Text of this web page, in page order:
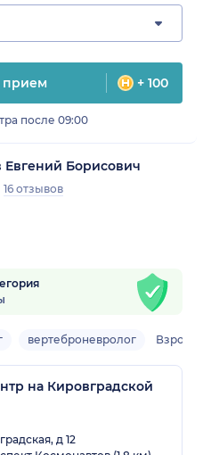
прием + 100
после 09:00
Евгений Борисович
16 отзывов
вертеброневролог
на Кировградской
д 12